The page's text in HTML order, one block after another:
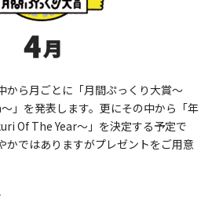
香取 慎吾
4月
から月ごとに「月間ぷっくり大賞〜
」を発表します。更にその中から「年
Of The Year〜」を決定する予定で
かではありますがプレゼントをご用意